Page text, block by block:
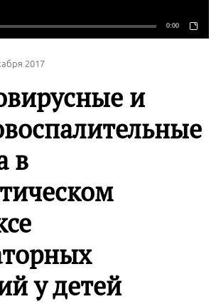
2017
и
в
у детей